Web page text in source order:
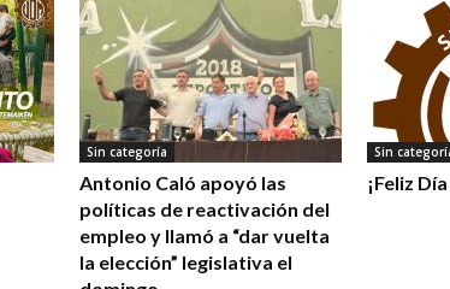
Sin categoría
Antonio Caló apoyó las
políticas de reactivación del
empleo y llamó a “dar vuelta
la elección” legislativa el
Sin
¡Feliz